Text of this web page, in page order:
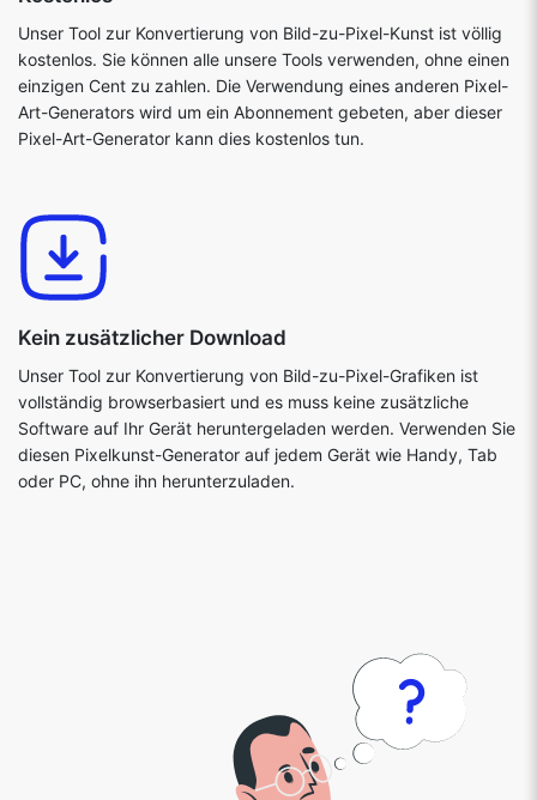
Unser Tool zur Konvertierung von Bild-zu-Pixel-Kunst ist völlig
kostenlos. Sie können alle unsere Tools verwenden, ohne einen
einzigen Cent zu zahlen. Die Verwendung eines anderen Pixel-
Art-Generators wird um ein Abonnement gebeten, aber dieser
Pixel-Art-Generator kann dies kostenlos tun.
Kein zusätzlicher Download
Unser Tool zur Konvertierung von Bild-zu-Pixel-Grafiken ist
vollständig browserbasiert und es muss keine zusätzliche
Software auf Ihr Gerät heruntergeladen werden. Verwenden Sie
diesen Pixelkunst-Generator auf jedem Gerät wie Handy, Tab
oder PC, ohne ihn herunterzuladen.